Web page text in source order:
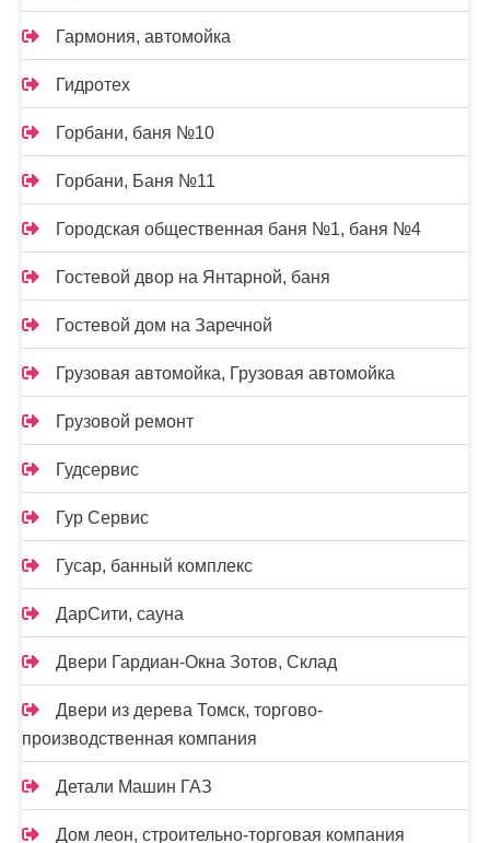
Гармония, автомойка
Гидротех
Горбани, баня №10
Горбани, Баня №11
Городская общественная баня №1, баня №4
Гостевой двор на Янтарной, баня
Гостевой дом на Заречной
Грузовая автомойка, Грузовая автомойка
Грузовой ремонт
Гудсервис
Гур Сервис
Гусар, банный комплекс
ДарСити, сауна
Двери Гардиан-Окна Зотов, Склад
Двери из дерева Томск, торгово-
производственная компания
Детали Машин ГАЗ
Дом леон, строительно-торговая компания